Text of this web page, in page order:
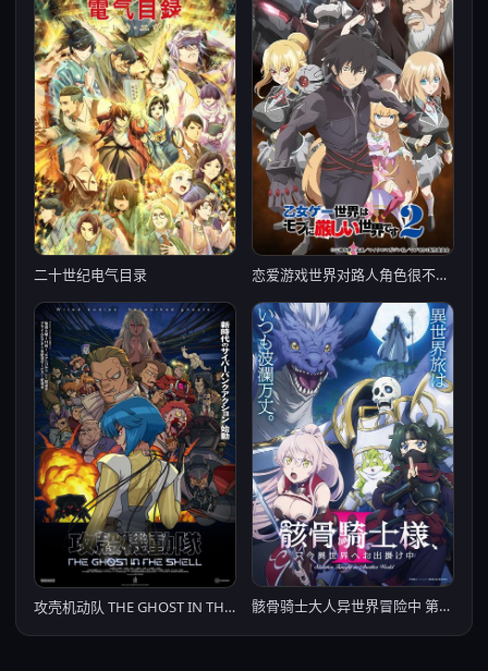
二十世纪电气目录 恋爱游戏世界对路人角色很不友好 第二季
攻壳机动队 THE GHOST IN THE SHELL 骸骨骑士大人异世界冒险中 第二季